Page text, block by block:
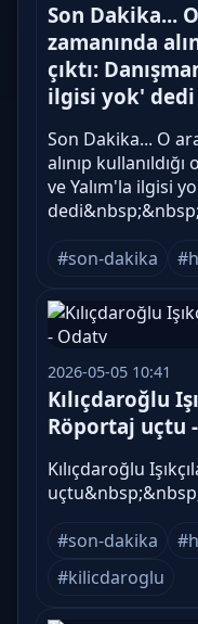
Son Dakika...
zamanında
çıktı:
ilgisi yok'
Son Dakika... O
alınıp
ve Yalım'la ilgisi
#son-dakika
2026-05-05 10:41
Kılıçdaroğlu
Röportaj uçtu
Kılıçdaroğlu
#son-dakika
#kilicdaroglu